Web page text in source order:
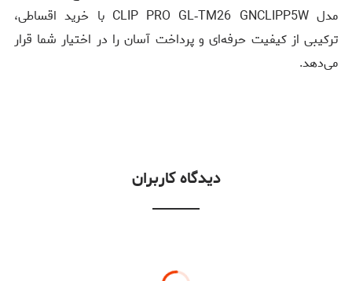
مدل CLIP PRO GL‑TM26 GNCLIPP5W با خرید اقساطی،
ترکیبی از کیفیت حرفه‌ای و پرداخت آسان را در اختیار شما قرار
می‌دهد.
دیدگاه کاربران